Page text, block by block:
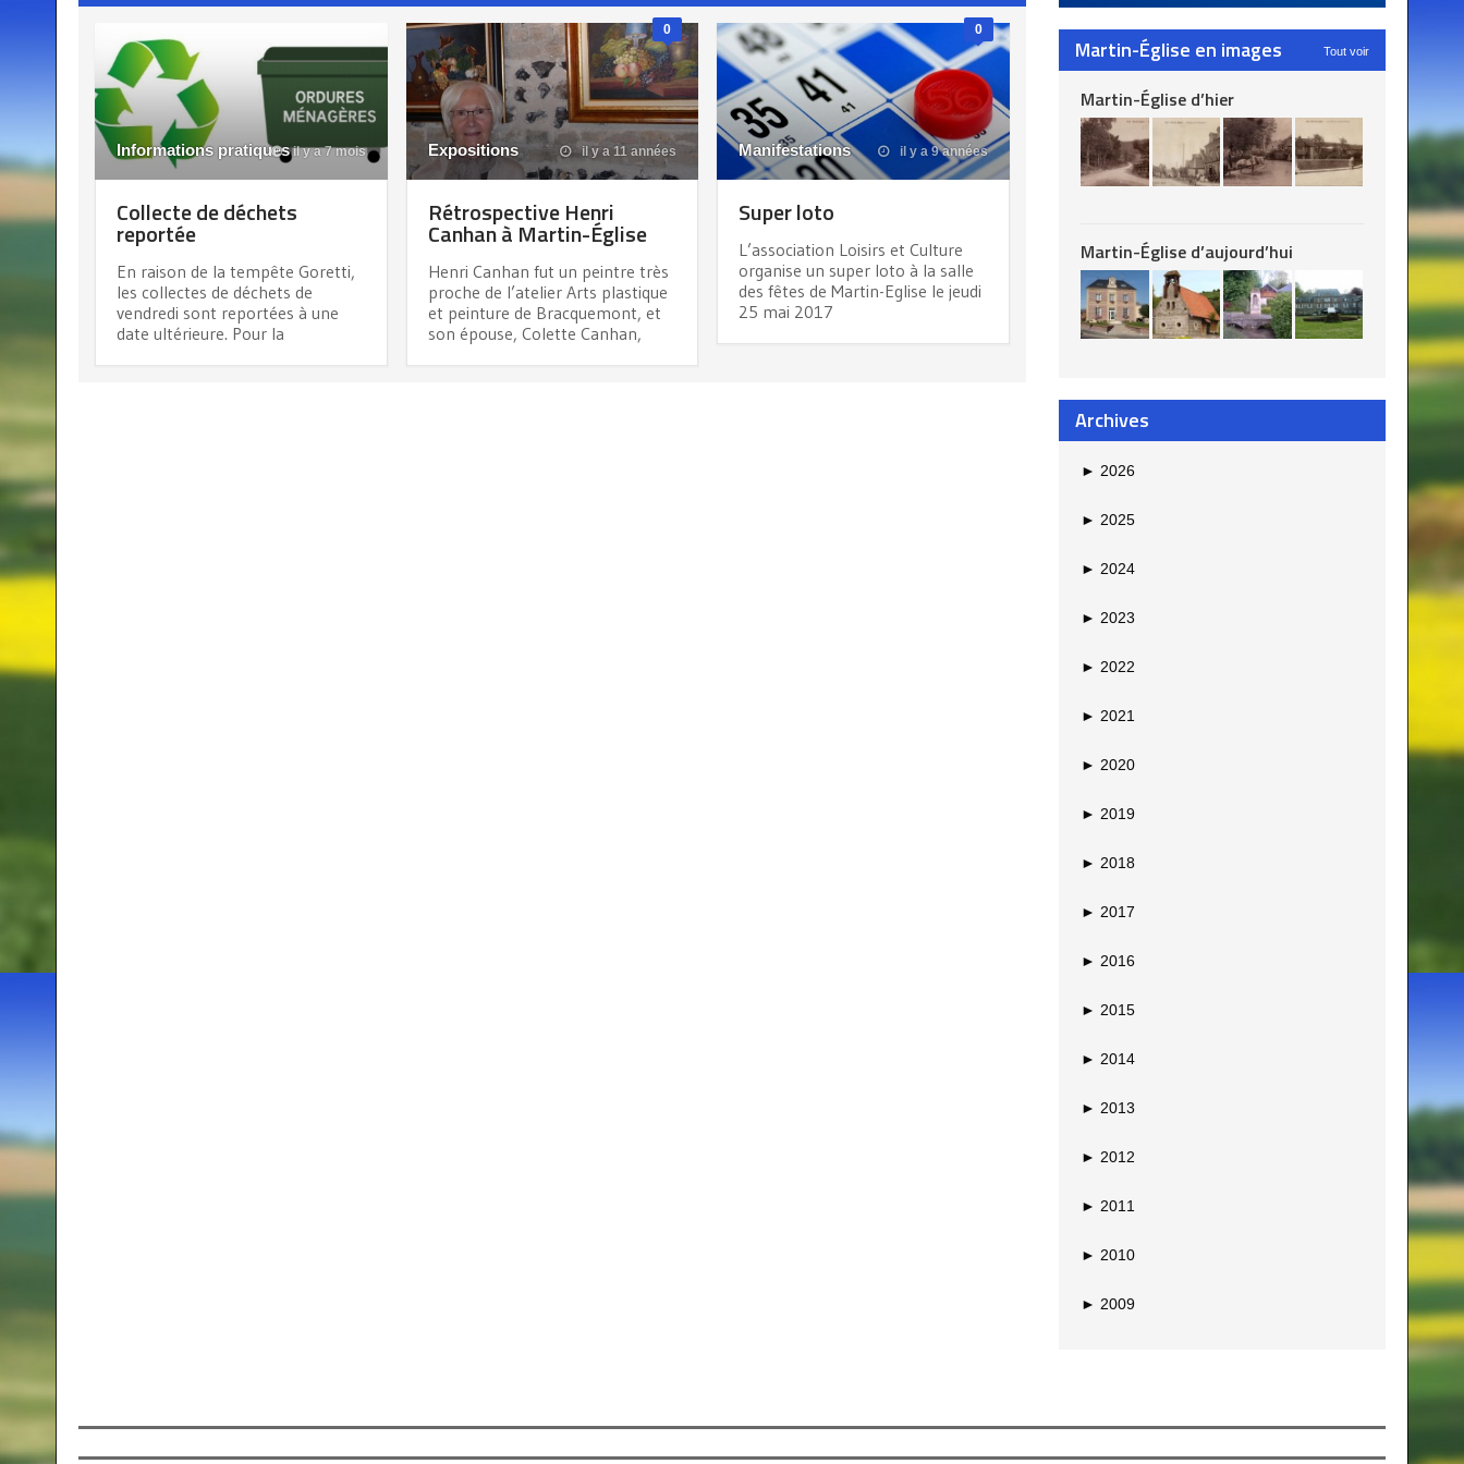
Informations pratiquesil y a 7 mois
Collecte de déchets
reportée
En raison de la tempête Goretti,
les collectes de déchets de
vendredi sont reportées à une
date ultérieure. Pour la
0
Expositions il y a 11 années
Rétrospective Henri
Canhan à Martin-Église
Henri Canhan fut un peintre très
proche de l’atelier Arts plastique
et peinture de Bracquemont, et
son épouse, Colette Canhan,
0
Manifestations il y a 9 années
Super loto
L’association Loisirs et Culture
organise un super loto à la salle
des fêtes de Martin-Eglise le jeudi
25 mai 2017
Martin-Église en images Tout voir
Martin-Église d’hier
Martin-Église d’aujourd’hui
Archives
► 2026
► 2025
► 2024
► 2023
► 2022
► 2021
► 2020
► 2019
► 2018
► 2017
► 2016
► 2015
► 2014
► 2013
► 2012
► 2011
► 2010
► 2009